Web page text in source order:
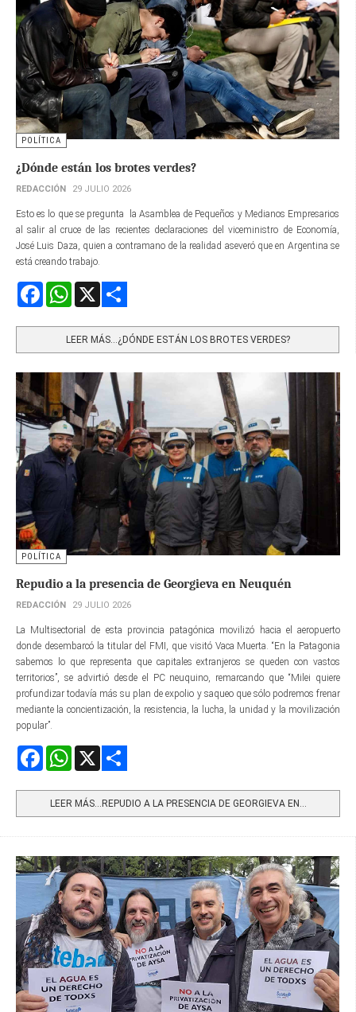
POLÍTICA
¿Dónde están los brotes verdes?
REDACCIÓN 29 JULIO 2026
Esto es lo que se pregunta la Asamblea de Pequeños y Medianos Empresarios
al salir al cruce de las recientes declaraciones del viceministro de Economía,
José Luis Daza, quien a contramano de la realidad aseveró que en Argentina se
está creando trabajo.
FacebookWhatsApp
LEER MÁS…¿DÓNDE ESTÁN LOS BROTES VERDES?
POLÍTICA
Repudio a la presencia de Georgieva en Neuquén
REDACCIÓN 29 JULIO 2026
La Multisectorial de esta provincia patagónica movilizó hacia el aeropuerto
donde desembarcó la titular del FMI, que visitó Vaca Muerta. “En la Patagonia
sabemos lo que representa que capitales extranjeros se queden con vastos
territorios”, se advirtió desde el PC neuquino, remarcando que “Milei quiere
profundizar todavía más su plan de expolio y saqueo que sólo podremos frenar
mediante la concientización, la resistencia, la lucha, la unidad y la movilización
popular”.
FacebookWhatsApp
LEER MÁS…REPUDIO A LA PRESENCIA DE GEORGIEVA EN...